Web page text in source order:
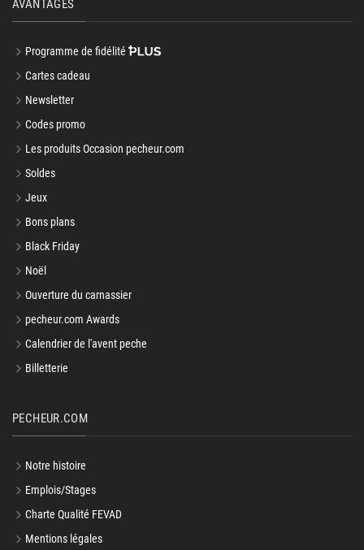
AVANTAGES
Programme de fidélité
Cartes cadeau
Newsletter
Codes promo
Les produits Occasion pecheur.com
Soldes
Jeux
Bons plans
Black Friday
Noël
Ouverture du carnassier
pecheur.com Awards
Calendrier de l'avent peche
Billetterie
PECHEUR.COM
Notre histoire
Emplois/Stages
Charte Qualité FEVAD
Mentions légales